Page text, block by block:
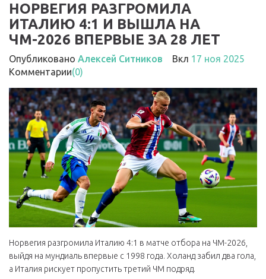
НОРВЕГИЯ РАЗГРОМИЛА
ИТАЛИЮ 4:1 И ВЫШЛА НА
ЧМ-2026 ВПЕРВЫЕ ЗА 28 ЛЕТ
Опубликовано Алексей Ситников Вкл 17 ноя 2025
Комментарии(0)
Норвегия разгромила Италию 4:1 в матче отбора на ЧМ-2026,
выйдя на мундиаль впервые с 1998 года. Холанд забил два гола,
а Италия рискует пропустить третий ЧМ подряд.